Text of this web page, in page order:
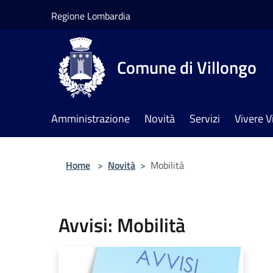
Regione Lombardia
Comune di Villongo
Amministrazione Novità Servizi Vivere
Home > Novità > Mobilità
Avvisi: Mobilità